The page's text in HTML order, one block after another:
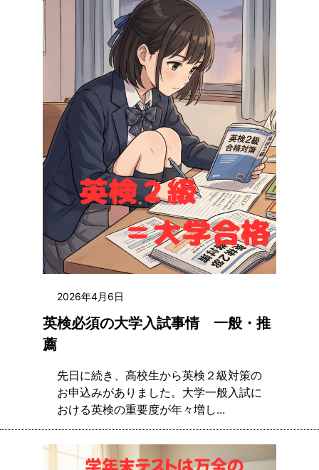
2026年4月6日
英検必須の大学入試事情 一般・推
薦
先日に続き、高校生から英検２級対策の
お申込みがありました。大学一般入試に
おける英検の重要度が年々増し...